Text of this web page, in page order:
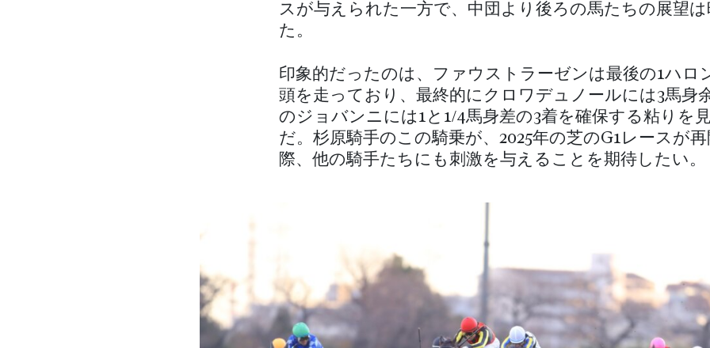
スが与えられた一方で、中団より後ろの馬たちの展望
た。
印象的だったのは、ファウストラーゼンは最後の1ハロ
頭を走っており、最終的にクロワデュノールには3馬身
のジョバンニには1と1/4馬身差の3着を確保する粘りを
だ。杉原騎手のこの騎乗が、2025年の芝のG1レースが
際、他の騎手たちにも刺激を与えることを期待したい。